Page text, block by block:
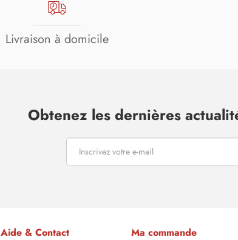
Livraison à domicile
Obtenez les dernières
Aide & Contact Ma commande